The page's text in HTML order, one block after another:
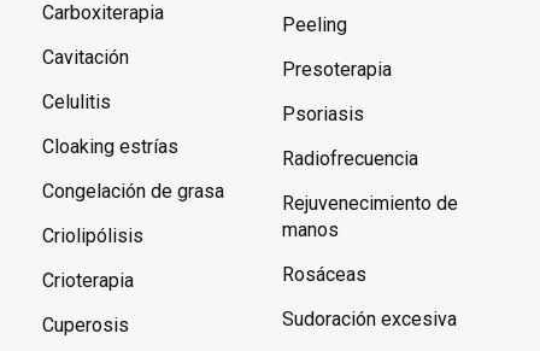
Carboxiterapia
Cavitación
Celulitis
Cloaking estrías
Congelación de grasa
Criolipólisis
Crioterapia
Cuperosis
Peeling
Presoterapia
Psoriasis
Radiofrecuencia
Rejuvenecimiento de
manos
Rosáceas
Sudoración excesiva